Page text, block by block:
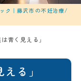
ク｜藤沢市の不妊治療/
は青く見える」
る」